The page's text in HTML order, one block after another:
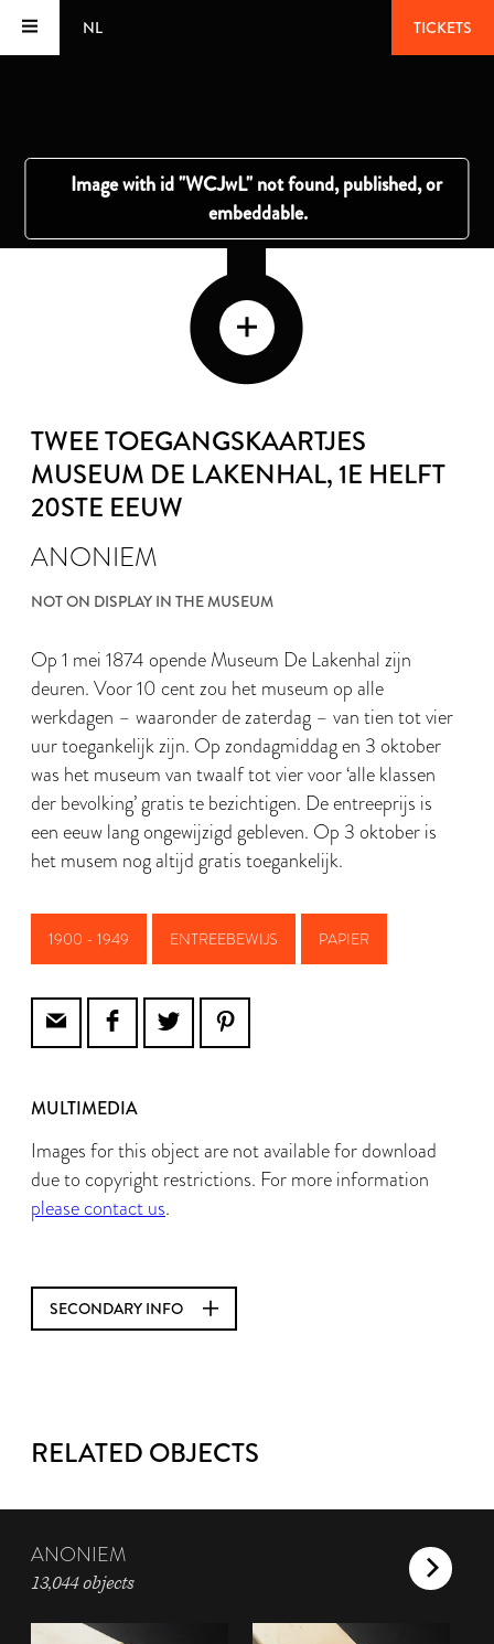
NL TICKETS
TWEE TOEGANGSKAARTJES
MUSEUM DE LAKENHAL, 1E HELFT
20STE EEUW
ANONIEM
NOT ON DISPLAY IN THE MUSEUM
Op 1 mei 1874 opende Museum De Lakenhal zijn
deuren. Voor 10 cent zou het museum op alle
werkdagen – waaronder de zaterdag – van tien tot vier
uur toegankelijk zijn. Op zondagmiddag en 3 oktober
was het museum van twaalf tot vier voor ‘alle klassen
der bevolking’ gratis te bezichtigen. De entreeprijs is
een eeuw lang ongewijzigd gebleven. Op 3 oktober is
het musem nog altijd gratis toegankelijk.
1900 - 1949 ENTREEBEWIJS PAPIER
MULTIMEDIA
Images for this object are not available for download
due to copyright restrictions. For more information
please contact us.
SECONDARY INFO
RELATED OBJECTS
ANONIEM
13,044 objects